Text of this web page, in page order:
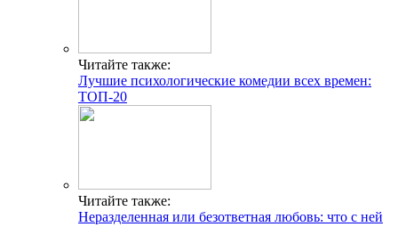
Читайте также:
Лучшие психологические комедии всех времен:
ТОП-20
Читайте также:
Неразделенная или безответная любовь: что с ней